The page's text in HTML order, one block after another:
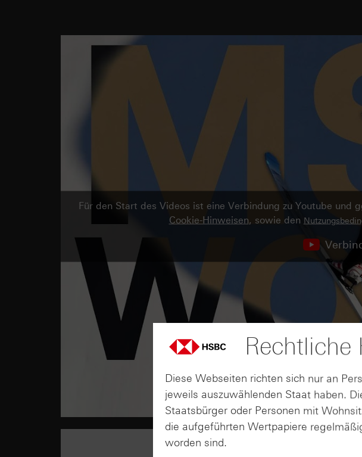
Für den Start des Videos ist eine Verbindung zu Youtube
Cookie-Hinweisen, sowie den
Rechtliche
Diese Webseiten richten sich nur an
jeweils auszuwählenden Staat haben.
Staatsbürger oder Personen mit
die aufgeführten Wertpapiere
worden sind.